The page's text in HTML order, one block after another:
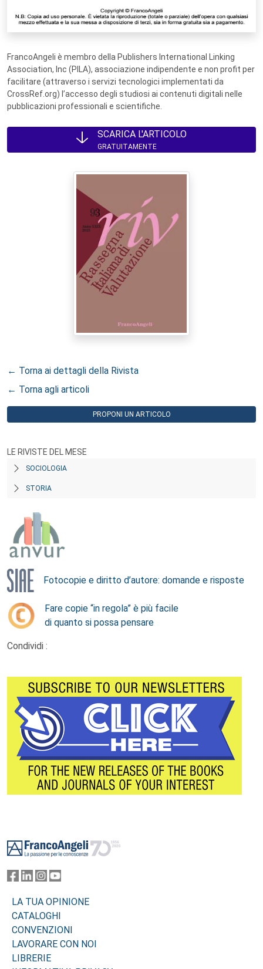
FrancoAngeli è membro della Publishers International Linking
Association, Inc (PILA), associazione indipendente e non profit per
facilitare (attraverso i servizi tecnologici implementati da
CrossRef.org) l’accesso degli studiosi ai contenuti digitali nelle
pubblicazioni professionali e scientifiche.
SCARICA L'ARTICOLO
GRATUITAMENTE
← Torna ai dettagli della Rivista
← Torna agli articoli
PROPONI UN ARTICOLO
LE RIVISTE DEL MESE
SOCIOLOGIA
STORIA
Fotocopie e diritto d’autore: domande e risposte
Fare copie “in regola” è più facile
di quanto si possa pensare
Condividi :
LA TUA OPINIONE
CATALOGHI
CONVENZIONI
LAVORARE CON NOI
LIBRERIE